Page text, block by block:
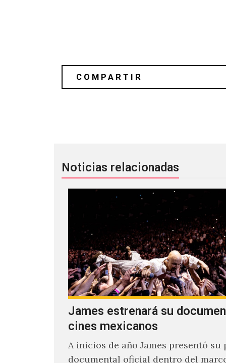
Noticias relacionadas
James estrenará su
cines mexicanos
A inicios de año James presentó su
documental oficial dentro del